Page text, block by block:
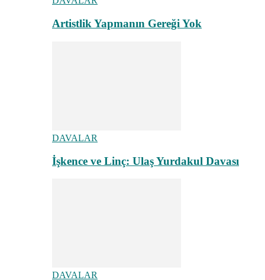
Artistlik Yapmanın Gereği Yok
DAVALAR
İşkence ve Linç: Ulaş Yurdakul Davası
DAVALAR